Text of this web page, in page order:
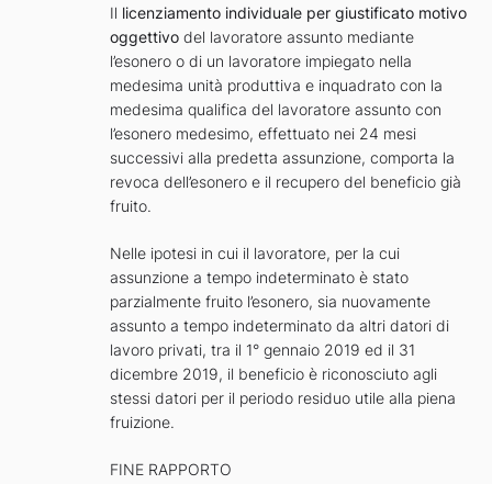
Il licenziamento individuale per giustificato motivo
oggettivo del lavoratore assunto mediante
l’esonero o di un lavoratore impiegato nella
medesima unità produttiva e inquadrato con la
medesima qualifica del lavoratore assunto con
l’esonero medesimo, effettuato nei 24 mesi
successivi alla predetta assunzione, comporta la
revoca dell’esonero e il recupero del beneficio già
fruito.
Nelle ipotesi in cui il lavoratore, per la cui
assunzione a tempo indeterminato è stato
parzialmente fruito l’esonero, sia nuovamente
assunto a tempo indeterminato da altri datori di
lavoro privati, tra il 1° gennaio 2019 ed il 31
dicembre 2019, il beneficio è riconosciuto agli
stessi datori per il periodo residuo utile alla piena
fruizione.
FINE RAPPORTO